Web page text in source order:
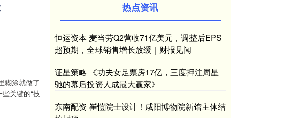
糊涂就做了
关键的“技
热点资讯
恒运资本 麦当劳Q2营收71亿美元，调整后EPS
超预期，全球销售增长放缓｜财报见闻
证星策略 《功夫女足票房17亿，三度押注周星
驰的幕后投资人成最大赢家》
东南配资 崔愷院士设计！咸阳博物院新馆主体结